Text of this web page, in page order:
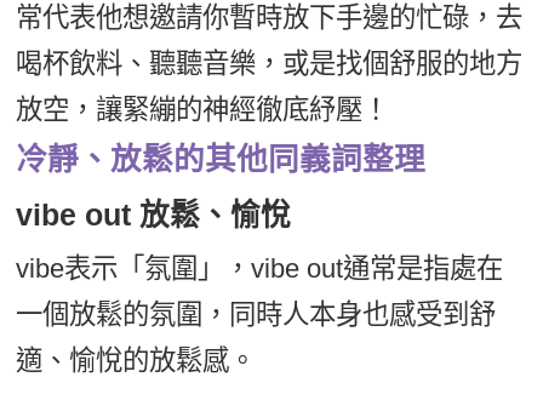
常代表他想邀請你暫時放下手邊的忙碌，去
喝杯飲料、聽聽音樂，或是找個舒服的地方
放空，讓緊繃的神經徹底紓壓！
冷靜、放鬆的其他同義詞整理
vibe out 放鬆、愉悅
vibe表示「氛圍」，vibe out通常是指處在
一個放鬆的氛圍，同時人本身也感受到舒
適、愉悅的放鬆感。